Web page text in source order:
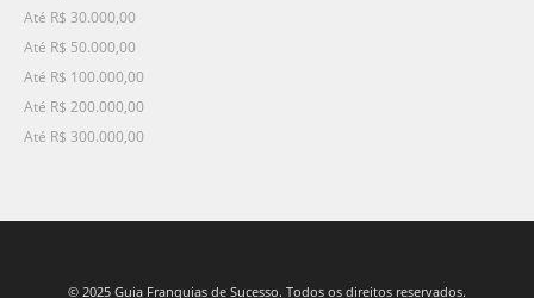
Até R$ 30.000,00
Até R$ 50.000,00
Até R$ 100.000,00
Até R$ 200.000,00
Até R$ 300.000,00
© 2025 Guia Franquias de Sucesso. Todos os direitos reservados.